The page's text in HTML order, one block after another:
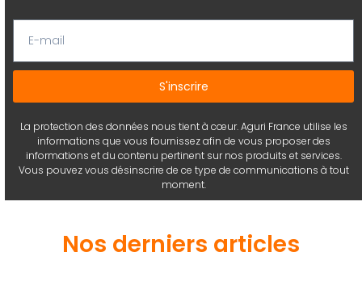
S'inscrire
La protection des données nous tient à cœur. Aguri France utilise les
informations que vous fournissez afin de vous proposer des
informations et du contenu pertinent sur nos produits et services.
Vous pouvez vous désinscrire de ce type de communications à tout
moment.
Nos derniers articles